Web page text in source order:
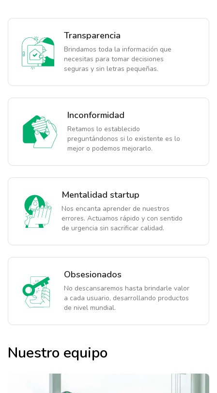
Transparencia
Brindamos toda la información que
necesitas para tomar decisiones
seguras y sin letras pequeñas.
Inconformidad
Retamos lo establecido
preguntándonos si lo existente es lo
mejor o podemos mejorarlo.
Mentalidad startup
Nos encanta aprender de nuestros
errores. Actuamos rápido y con sentido
de urgencia sin sacrificar calidad.
Obsesionados
No descansaremos hasta brindarle valor
a cada usuario, desarrollando productos
de nivel mundial.
Nuestro equipo